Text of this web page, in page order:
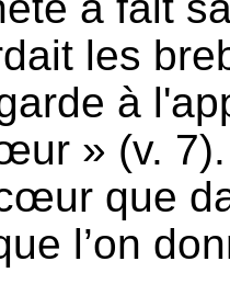
les
à
» (v.
que
l’on